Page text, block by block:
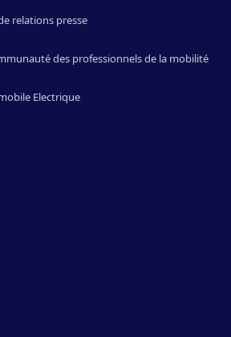
relations presse
des professionnels de la mobilité
Electrique